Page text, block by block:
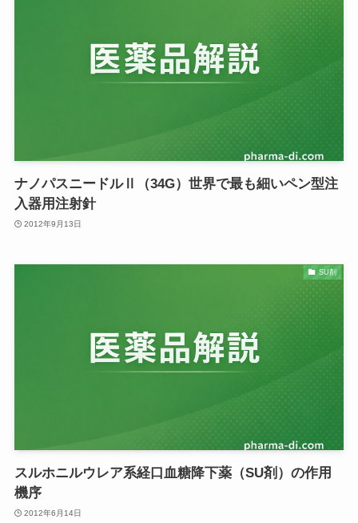
ナノパスニードルⅡ（34G）世界で最も細いペン型注
入器用注射針
2012年9月13日
SU剤
スルホニルウレア系経口血糖降下薬（SU剤）の作用
機序
2012年6月14日